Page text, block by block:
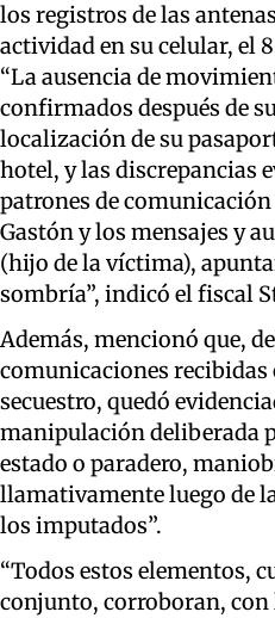
los registros de las
actividad en su celular, el
“La ausencia de
confirmados después de
localización de su
hotel, y las discrepancias
patrones de
Gastón y los mensajes y
(hijo de la víctima),
sombría”, indicó el fiscal
Además, mencionó que,
comunicaciones
secuestro, quedó
manipulación deliberada
estado o paradero,
llamativamente luego de
los imputados”.
“Todos estos elementos,
conjunto, corroboran, con